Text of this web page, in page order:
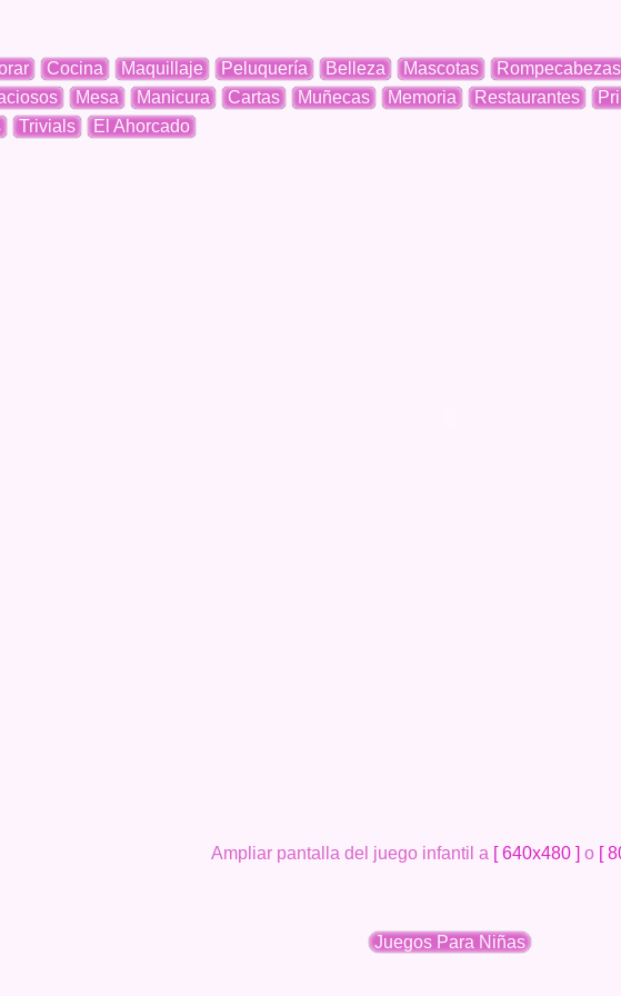
Cocina Maquillaje Peluquería Belleza Mascotas Rompecabezas
Mesa Manicura Cartas Muñecas Memoria Restaurantes
Trivials El Ahorcado
Ampliar pantalla del juego infantil a [ 640x480 ] o [
Juegos Para Niñas